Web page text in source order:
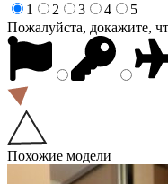
1
2 3 4
5
Пожалуйста, докажите,
Похожие модели